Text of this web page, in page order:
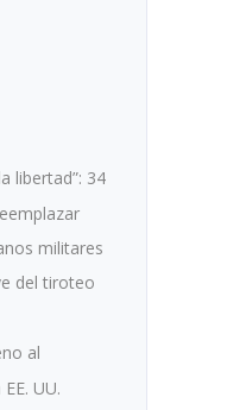
libertad”: 34
militares
del tiroteo
al
UU.